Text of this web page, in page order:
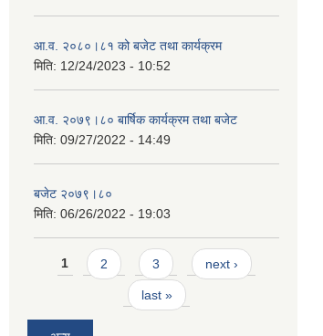
आ.व. २०८०।८१ को बजेट तथा कार्यक्रम
मिति: 12/24/2023 - 10:52
आ.व. २०७९।८० बार्षिक कार्यक्रम तथा बजेट
मिति: 09/27/2022 - 14:49
बजेट २०७९।८०
मिति: 06/26/2022 - 19:03
Pages
1 2 3 next ›
last »